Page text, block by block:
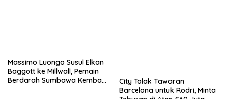
Massimo Luongo Susul Elkan
Baggott ke Millwall, Pemain
Berdarah Sumbawa Kembali
City Tolak Tawaran
Barcelona untuk Rodri, Minta